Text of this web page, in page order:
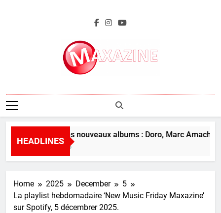
Maxazine.fr
HEADLINES
L’aperçu des nouveaux albums : Doro, Marc Amacher
21 Minutes Ago
Home 2025 December
5
La playlist hebdomadaire ‘New Music Friday Maxazine’
sur Spotify, 5 décembrer 2025.